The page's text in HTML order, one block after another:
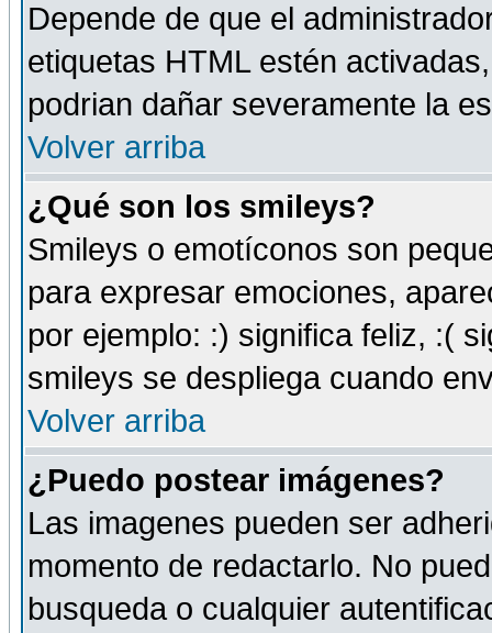
Depende de que el
etiquetas HTML estén
podrian dañar severamente la
Volver arriba
¿Qué son los smileys?
Smileys o emotíconos son
para expresar emociones,
por ejemplo: :) significa feliz, :(
smileys se despliega cuando
Volver arriba
¿Puedo postear imágenes?
Las imagenes pueden ser
momento de redactarlo. No
busqueda o cualquier